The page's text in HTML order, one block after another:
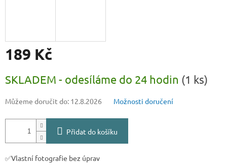
189 Kč
cena:
SKLADEM - odesíláme do 24 hodin (1 ks)
Můžeme doručit do: 12.8.2026 Možnosti doručení
Přidat do košíku
✅Vlastní fotografie bez úprav